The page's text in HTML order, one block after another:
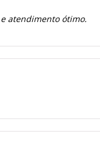
atendimento ótimo.